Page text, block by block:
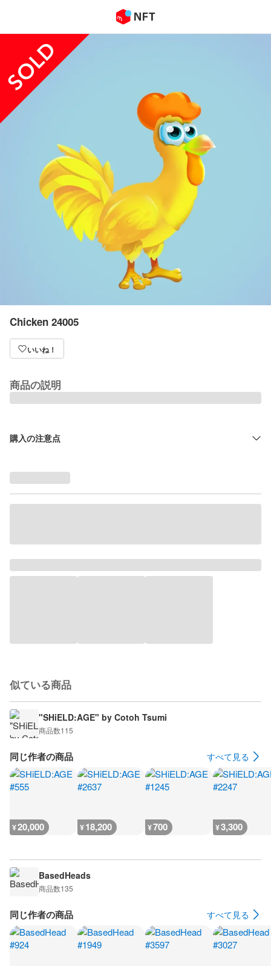
Chicken 24005
いいね！
商品の説明
購入の注意点
似ている商品
"SHiELD:AGE" by Cotoh Tsumi
商品数115
同じ作者の商品 すべて見る
¥20,000 ¥18,200 ¥700 ¥3,300
BasedHeads
商品数135
同じ作者の商品 すべて見る